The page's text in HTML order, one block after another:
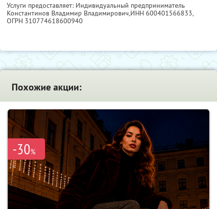
Услуги предоставляет: Индивидуальный предприниматель
Константинов Владимир Владимирович,ИНН 600401566833,
ОГРН 310774618600940
Похожие акции:
-30%